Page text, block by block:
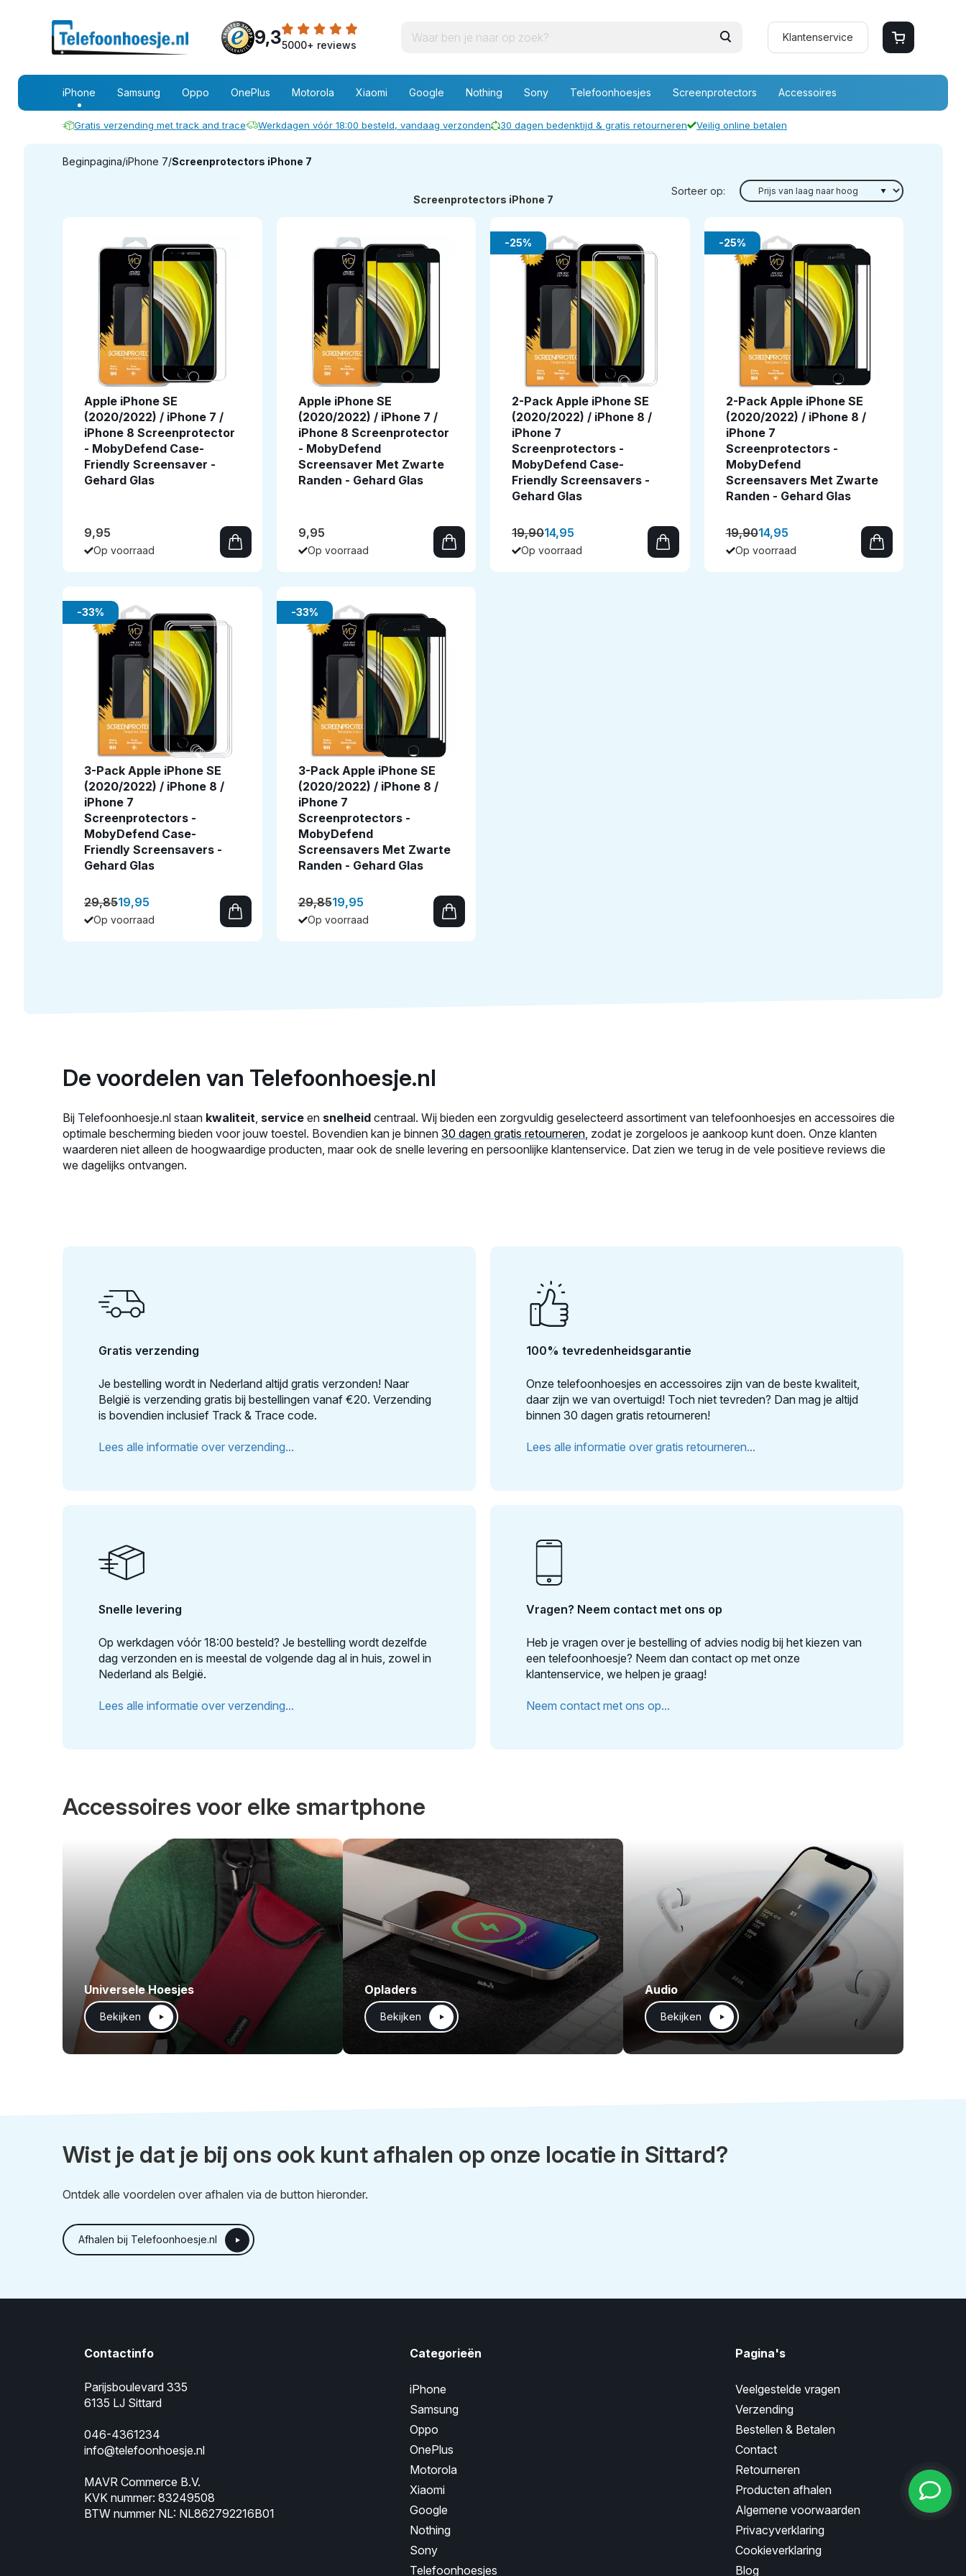
9,35000+ reviews
Klantenservice
iPhone Samsung Oppo OnePlus Motorola Xiaomi Google Nothing Sony Telefoonhoesjes Screenprotectors Accessoires
Gratis verzending met track and trace Werkdagen vóór 18:00 besteld, vandaag verzonden 30 dagen bedenktijd & gratis retourneren Veilig online betalen
Beginpagina/iPhone 7/Screenprotectors iPhone 7
Screenprotectors iPhone 7
Sorteer op:
Apple iPhone SE
(2020/2022) / iPhone 7 /
iPhone 8 Screenprotector
- MobyDefend Case-
Friendly Screensaver -
Gehard Glas
9,95
Op voorraad
Apple iPhone SE
(2020/2022) / iPhone 7 /
iPhone 8 Screenprotector
- MobyDefend
Screensaver Met Zwarte
Randen - Gehard Glas
9,95
Op voorraad
-25%
2-Pack Apple iPhone SE
(2020/2022) / iPhone 8 /
iPhone 7
Screenprotectors -
MobyDefend Case-
Friendly Screensavers -
Gehard Glas
19,9014,95
Op voorraad
-25%
2-Pack Apple iPhone SE
(2020/2022) / iPhone 8 /
iPhone 7
Screenprotectors -
MobyDefend
Screensavers Met Zwarte
Randen - Gehard Glas
19,9014,95
Op voorraad
-33%
3-Pack Apple iPhone SE
(2020/2022) / iPhone 8 /
iPhone 7
Screenprotectors -
MobyDefend Case-
Friendly Screensavers -
Gehard Glas
29,8519,95
Op voorraad
-33%
3-Pack Apple iPhone SE
(2020/2022) / iPhone 8 /
iPhone 7
Screenprotectors -
MobyDefend
Screensavers Met Zwarte
Randen - Gehard Glas
29,8519,95
Op voorraad
De voordelen van Telefoonhoesje.nl
Bij Telefoonhoesje.nl staan kwaliteit, service en snelheid centraal. Wij bieden een zorgvuldig geselecteerd assortiment van telefoonhoesjes en accessoires die
optimale bescherming bieden voor jouw toestel. Bovendien kan je binnen 30 dagen gratis retourneren, zodat je zorgeloos je aankoop kunt doen. Onze klanten
waarderen niet alleen de hoogwaardige producten, maar ook de snelle levering en persoonlijke klantenservice. Dat zien we terug in de vele positieve reviews die
we dagelijks ontvangen.
Gratis verzending
Je bestelling wordt in Nederland altijd gratis verzonden! Naar
België is verzending gratis bij bestellingen vanaf €20. Verzending
is bovendien inclusief Track & Trace code.
Lees alle informatie over verzending...
100% tevredenheidsgarantie
Onze telefoonhoesjes en accessoires zijn van de beste kwaliteit,
daar zijn we van overtuigd! Toch niet tevreden? Dan mag je altijd
binnen 30 dagen gratis retourneren!
Lees alle informatie over gratis retourneren...
Snelle levering
Op werkdagen vóór 18:00 besteld? Je bestelling wordt dezelfde
dag verzonden en is meestal de volgende dag al in huis, zowel in
Nederland als België.
Lees alle informatie over verzending...
Vragen? Neem contact met ons op
Heb je vragen over je bestelling of advies nodig bij het kiezen van
een telefoonhoesje? Neem dan contact op met onze
klantenservice, we helpen je graag!
Neem contact met ons op...
Accessoires voor elke smartphone
Universele Hoesjes
Bekijken
Opladers
Bekijken
Audio
Bekijken
Wist je dat je bij ons ook kunt afhalen op onze locatie in Sittard?
Ontdek alle voordelen over afhalen via de button hieronder.
Afhalen bij Telefoonhoesje.nl
Contactinfo
Parijsboulevard 335
6135 LJ Sittard
046-4361234
info@telefoonhoesje.nl
MAVR Commerce B.V.
KVK nummer: 83249508
BTW nummer NL: NL862792216B01
Categorieën
iPhone
Samsung
Oppo
OnePlus
Motorola
Xiaomi
Google
Nothing
Sony
Telefoonhoesjes
Pagina's
Veelgestelde vragen
Verzending
Bestellen & Betalen
Contact
Retourneren
Producten afhalen
Algemene voorwaarden
Privacyverklaring
Cookieverklaring
Blog